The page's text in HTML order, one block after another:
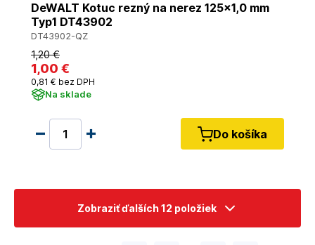
DeWALT Kotuc rezný na nerez 125x1,0 mm
Typ1 DT43902
DT43902-QZ
1,20 €
1,00 €
0,81 € bez DPH
Na sklade
Do košíka
Zobraziť ďalších 12 položiek